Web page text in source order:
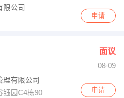
限公司
申请
面议
08-09
理有限公司
钰园C4栋901
申请